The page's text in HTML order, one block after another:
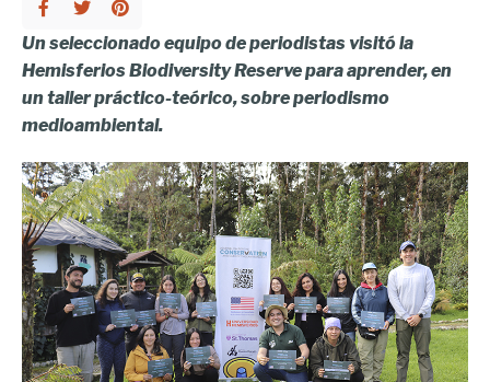
Un seleccionado equipo de periodistas visitó la
Hemisferios Biodiversity Reserve para aprender, en
un taller práctico-teórico, sobre periodismo
medioambiental.